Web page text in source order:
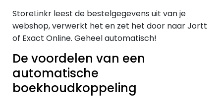
StoreLinkr leest de bestelgegevens uit van je
webshop, verwerkt het en zet het door naar Jortt
of Exact Online. Geheel automatisch!
De voordelen van een
automatische
boekhoudkoppeling